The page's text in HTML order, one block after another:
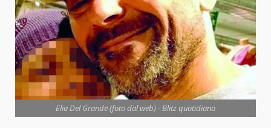
Elia Del Grande (foto dal web) - Blitz quotidiano